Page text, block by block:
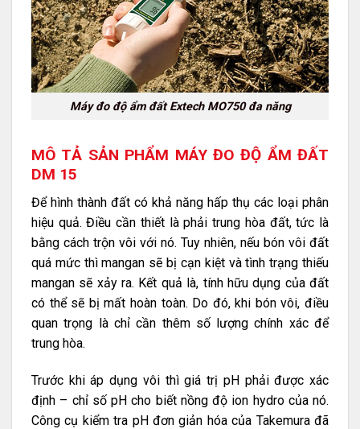
Máy đo độ ẩm đất Extech MO750 đa năng
MÔ TẢ SẢN PHẨM MÁY ĐO ĐỘ ẨM ĐẤT
DM 15
Để hình thành đất có khả năng hấp thụ các loại phân
hiệu quả. Điều cần thiết là phải trung hòa đất, tức là
bằng cách trộn vôi với nó. Tuy nhiên, nếu bón vôi đất
quá mức thì mangan sẽ bị cạn kiệt và tình trạng thiếu
mangan sẽ xảy ra. Kết quả là, tính hữu dụng của đất
có thể sẽ bị mất hoàn toàn. Do đó, khi bón vôi, điều
quan trọng là chỉ cần thêm số lượng chính xác để
trung hòa.
Trước khi áp dụng vôi thì giá trị pH phải được xác
định – chỉ số pH cho biết nồng độ ion hydro của nó.
Công cụ kiểm tra pH đơn giản hóa của Takemura đã